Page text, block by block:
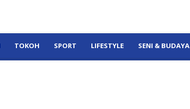
TOKOH SPORT LIFESTYLE SENI & BUDAYA